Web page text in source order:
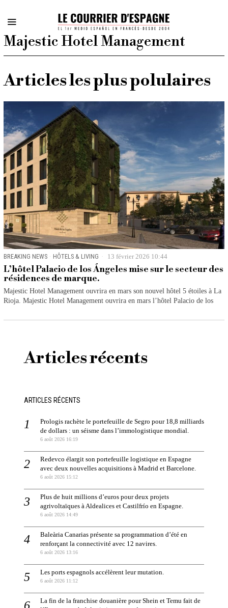
Majestic Hotel Management
Articles les plus polulaires
BREAKING NEWS · HÔTELS & LIVING 13 février 2026 10:44
L’hôtel Palacio de los Ángeles mise sur le secteur des
résidences de marque.
Majestic Hotel Management ouvrira en mars son nouvel hôtel 5 étoiles à La
Rioja. Majestic Hotel Management ouvrira en mars l’hôtel Palacio de los
Articles récents
ARTICLES RÉCENTS
Prologis rachète le portefeuille de Segro pour 18,8 milliards
de dollars : un séisme dans l’immologistique mondial.
6 août 2026 16:19
Redevco élargit son portefeuille logistique en Espagne
avec deux nouvelles acquisitions à Madrid et Barcelone.
6 août 2026 15:12
Plus de huit millions d’euros pour deux projets
agrivoltaïques à Aldealices et Castilfrío en Espagne.
6 août 2026 14:49
Baleària Canarias présente sa programmation d’été en
renforçant la connectivité avec 12 navires.
6 août 2026 13:16
Les ports espagnols accélèrent leur mutation.
6 août 2026 11:12
La fin de la franchise douanière pour Shein et Temu fait de